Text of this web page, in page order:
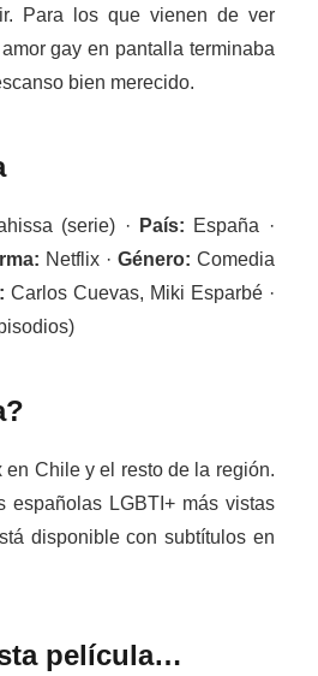
Para los que vienen de ver
gay en pantalla terminaba
bien merecido.
(serie) · País: España ·
Netflix · Género: Comedia
Carlos Cuevas, Miki Esparbé ·
Chile y el resto de la región.
españolas LGBTI+ más vistas
disponible con subtítulos en
película…